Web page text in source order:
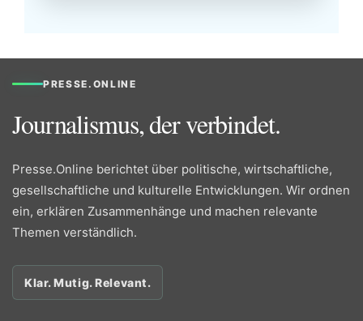
PRESSE.ONLINE
Journalismus, der verbindet.
Presse.Online berichtet über politische, wirtschaftliche,
gesellschaftliche und kulturelle Entwicklungen. Wir ordnen
ein, erklären Zusammenhänge und machen relevante
Themen verständlich.
Klar. Mutig. Relevant.